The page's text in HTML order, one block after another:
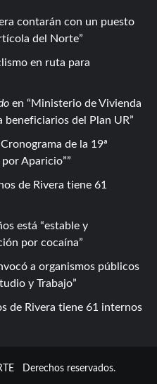
contarán con un puesto
del Norte
en ruta para
en
Ministerio de Vivienda
beneficiarios del Plan UR
Cronograma de la 19ª
Aparicio”
de Rivera tiene 61
está “estable y
por cocaína
a organismos públicos
y Trabajo
de Rivera tiene 61 internos
Derechos reservados.